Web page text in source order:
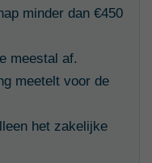
minder dan €450
meestal af.
meetelt voor de
het zakelijke